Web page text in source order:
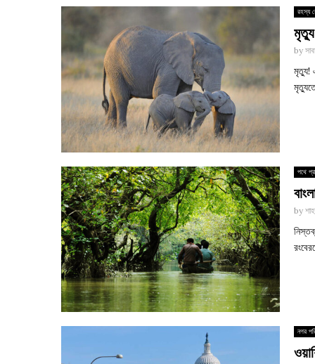
রহস্য
মৃত্যু
by
মৃত্যু!
পথে
by
নগর